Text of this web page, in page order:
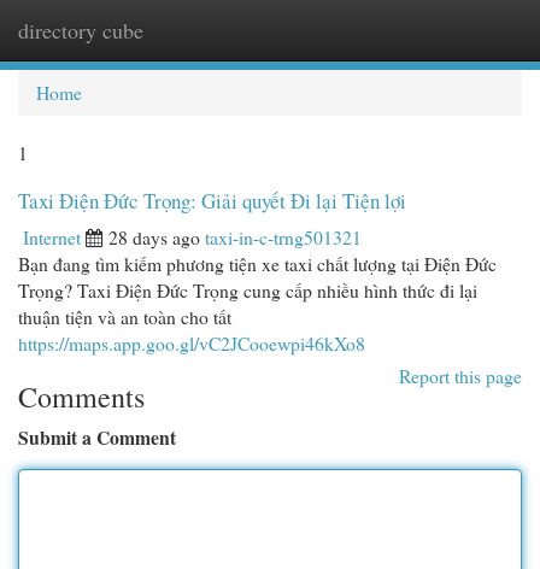
directory cube
Home
1
Taxi Điện Đức Trọng: Giải quyết Đi lại Tiện lợi
Internet 28 days agotaxi-in-c-trng501321
Bạn đang tìm kiếm phương tiện xe taxi chất lượng tại Điện Đức
Trọng? Taxi Điện Đức Trọng cung cấp nhiều hình thức đi lại
thuận tiện và an toàn cho tất
https://maps.app.goo.gl/vC2JCooewpi46kXo8
Report this page
Comments
Submit a Comment